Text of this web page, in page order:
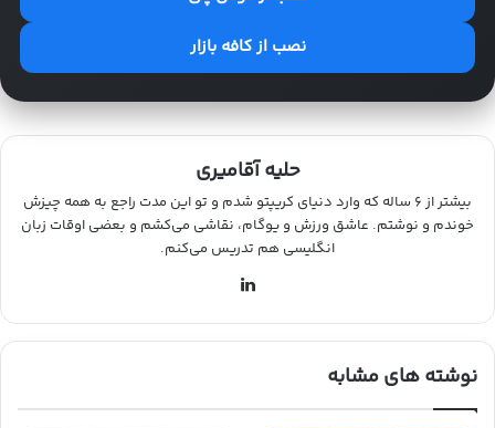
نصب از کافه بازار
حلیه آقامیری
بیشتر از ۶ ساله که وارد دنیای کریپتو شدم و تو این مدت راجع به همه چیزش
خوندم و نوشتم. عاشق ورزش و یوگام، نقاشی می‌کشم و بعضی اوقات زبان
انگلیسی هم تدریس می‌کنم.
ین
نوشته های مشابه